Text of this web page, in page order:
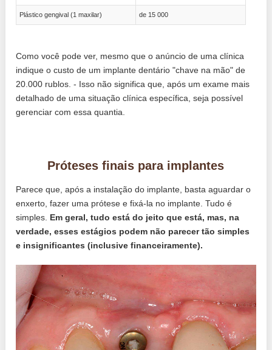
Plástico gengival (1 maxilar) de 15 000
Como você pode ver, mesmo que o anúncio de uma clínica
indique o custo de um implante dentário "chave na mão" de
20.000 rublos. - Isso não significa que, após um exame mais
detalhado de uma situação clínica específica, seja possível
gerenciar com essa quantia.
Próteses finais para implantes
Parece que, após a instalação do implante, basta aguardar o
enxerto, fazer uma prótese e fixá-la no implante. Tudo é
simples. Em geral, tudo está do jeito que está, mas, na
verdade, esses estágios podem não parecer tão simples
e insignificantes (inclusive financeiramente).